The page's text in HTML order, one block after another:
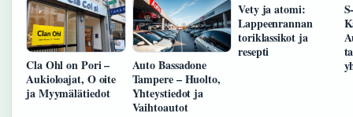
Cla Ohl on Pori –
Aukioloajat, O oite
ja Myymälätiedot
Auto Bassadone
Tampere – Huolto,
Yhteystiedot ja
Vaihtoautot
Vety ja atomi:
Lappeenrannan
toriklassikot ja
resepti